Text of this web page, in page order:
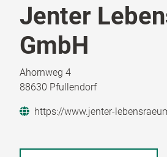
Jenter
GmbH
Ahornweg 4
88630 Pfullendorf
https://www.jenter-